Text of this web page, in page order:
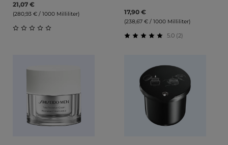
21,07 €
(280,93 € / 1000 Milliliter) 17,90 €
(238,67 € / 1000 Milliliter)
5.0 (2)